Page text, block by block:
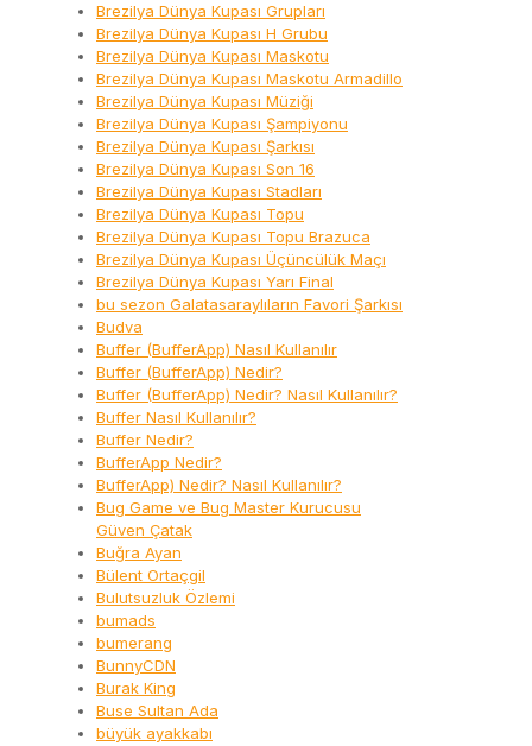
Brezilya Dünya Kupası Grupları
Brezilya Dünya Kupası H Grubu
Brezilya Dünya Kupası Maskotu
Brezilya Dünya Kupası Maskotu Armadillo
Brezilya Dünya Kupası Müziği
Brezilya Dünya Kupası Şampiyonu
Brezilya Dünya Kupası Şarkısı
Brezilya Dünya Kupası Son 16
Brezilya Dünya Kupası Stadları
Brezilya Dünya Kupası Topu
Brezilya Dünya Kupası Topu Brazuca
Brezilya Dünya Kupası Üçüncülük Maçı
Brezilya Dünya Kupası Yarı Final
bu sezon Galatasaraylıların Favori Şarkısı
Budva
Buffer (BufferApp) Nasıl Kullanılır
Buffer (BufferApp) Nedir?
Buffer (BufferApp) Nedir? Nasıl Kullanılır?
Buffer Nasıl Kullanılır?
Buffer Nedir?
BufferApp Nedir?
BufferApp) Nedir? Nasıl Kullanılır?
Bug Game ve Bug Master Kurucusu
Güven Çatak
Buğra Ayan
Bülent Ortaçgil
Bulutsuzluk Özlemi
bumads
bumerang
BunnyCDN
Burak King
Buse Sultan Ada
büyük ayakkabı